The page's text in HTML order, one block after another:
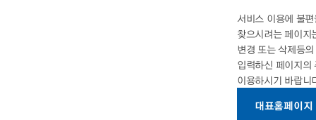
서비스 이용에 불
찾으시려는 페이지
변경 또는 삭제등의
입력하신 페이지
이용하시기 바랍니
대표홈페이